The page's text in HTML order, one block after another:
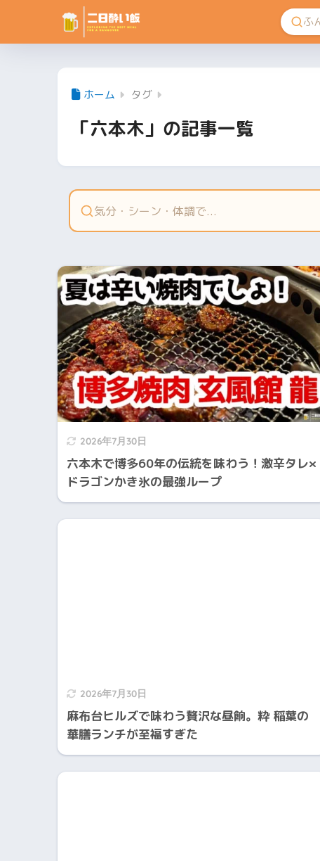
ホーム タグ
「六本木」の記事一覧
2026年7月30日
六本木で博多60年の伝統を味わう！激辛タレ×
ドラゴンかき氷の最強ループ
2026年7月30日
麻布台ヒルズで味わう贅沢な昼餉。粋 稲葉の
華膳ランチが至福すぎた